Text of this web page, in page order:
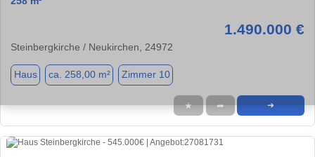
1.490.000 €
Steinbergkirche / Neukirchen, 24972
Haus ca. 258,00 m² Zimmer 10
★ ➦ ➜